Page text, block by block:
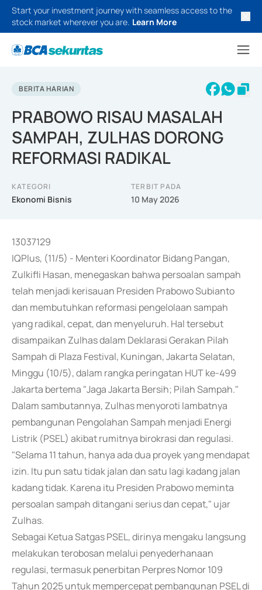
Start your investment journey with seamless access to the
stock market wherever you are. Learn More
BERITA HARIAN
PRABOWO RISAU MASALAH
SAMPAH, ZULHAS DORONG
REFORMASI RADIKAL
KATEGORI
Ekonomi Bisnis
TERBIT PADA
10 May 2026
13037129
IQPlus, (11/5) - Menteri Koordinator Bidang Pangan,
Zulkifli Hasan, menegaskan bahwa persoalan sampah
telah menjadi kerisauan Presiden Prabowo Subianto
dan membutuhkan reformasi pengelolaan sampah
yang radikal, cepat, dan menyeluruh. Hal tersebut
disampaikan Zulhas dalam Deklarasi Gerakan Pilah
Sampah di Plaza Festival, Kuningan, Jakarta Selatan,
Minggu (10/5), dalam rangka peringatan HUT ke-499
Jakarta bertema "Jaga Jakarta Bersih; Pilah Sampah."
Dalam sambutannya, Zulhas menyoroti lambatnya
pembangunan Pengolahan Sampah menjadi Energi
Listrik (PSEL) akibat rumitnya birokrasi dan regulasi.
"Selama 11 tahun, hanya ada dua proyek yang mendapat
izin. Itu pun satu tidak jalan dan satu lagi kadang jalan
kadang tidak. Karena itu Presiden Prabowo meminta
persoalan sampah ditangani serius dan cepat," ujar
Zulhas.
Sebagai Ketua Satgas PSEL, dirinya mengaku langsung
melakukan terobosan melalui penyederhanaan
regulasi, termasuk penerbitan Perpres Nomor 109
Tahun 2025 untuk mempercepat pembangunan PSEL di